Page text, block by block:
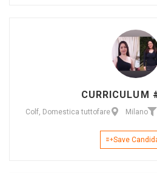
CURRICULUM
Colf, Domestica tuttofare Milano
Save